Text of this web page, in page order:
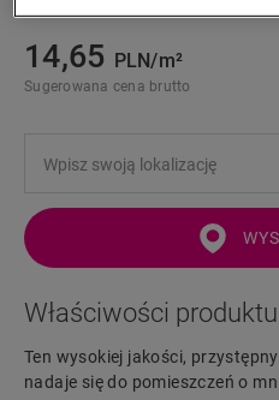
14,65 PLN/m²
Sugerowana cena brutto
Właściwości produktu
Ten wysokiej jakości,
nadaje się do pomieszczeń o